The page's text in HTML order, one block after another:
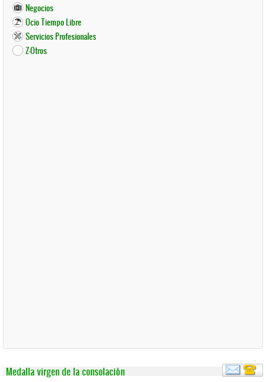
Negocios
Ocio Tiempo Libre
Servicios Profesionales
Z-Otros
Medalla virgen de la consolación